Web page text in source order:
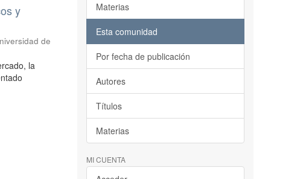
y
de
la
Materias
Esta comunidad
Por fecha de publicación
Autores
Títulos
Materias
MI CUENTA